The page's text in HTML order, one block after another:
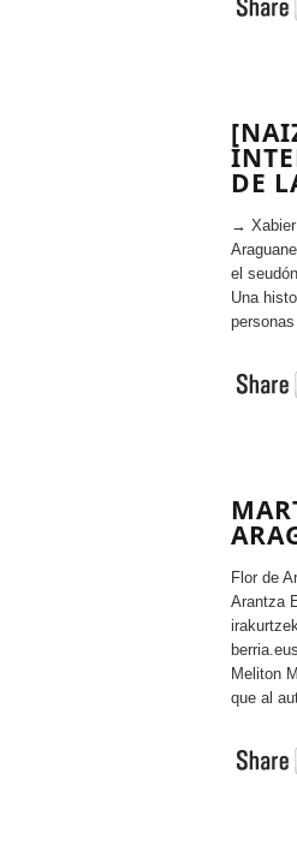
DE
→ Xabier
el
Una
Flor de
Arantza
Meliton
que al